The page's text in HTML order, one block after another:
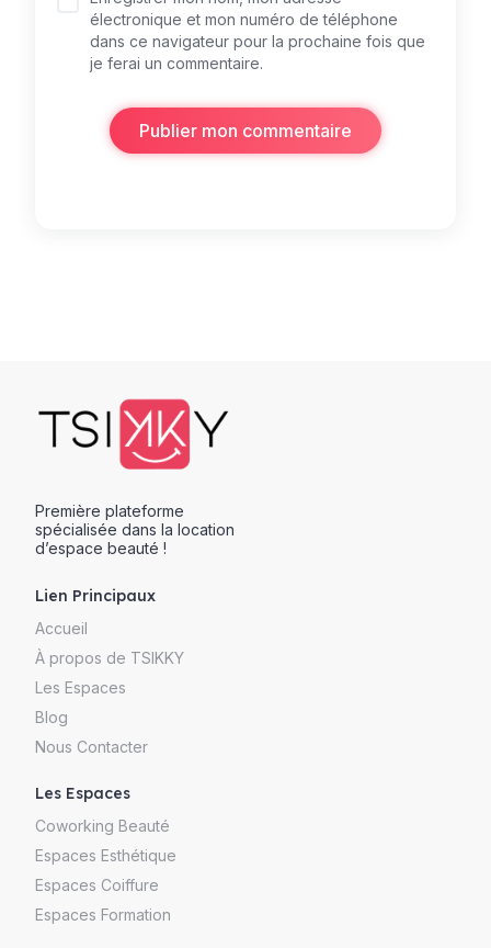
électronique et mon numéro de téléphone
dans ce navigateur pour la prochaine fois que
je ferai un commentaire.
Publier mon commentaire
Première plateforme
spécialisée dans la location
d’espace beauté !
Lien Principaux
Accueil
À propos de TSIKKY
Les Espaces
Blog
Nous Contacter
Les Espaces
Coworking Beauté
Espaces Esthétique
Espaces Coiffure
Espaces Formation